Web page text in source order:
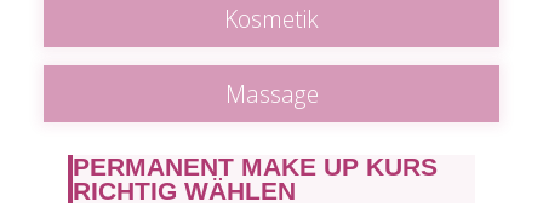
Kosmetik
Massage
PERMANENT MAKE UP KURS
RICHTIG WÄHLEN